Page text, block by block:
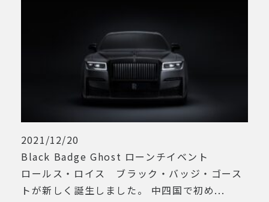
2021/12/20
Black Badge Ghost ローンチイベント
ロールス・ロイス ブラック・バッジ・ゴース
トが新しく誕生しました。 中四国で初め...